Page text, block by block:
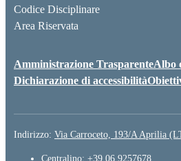
Codice Disciplinare
Area Riservata
Amministrazione TrasparenteAlbo
Dichiarazione di accessibilità
Indirizzo: Via Carroceto, 193/A Aprilia
Centralino: +39 06 9257678